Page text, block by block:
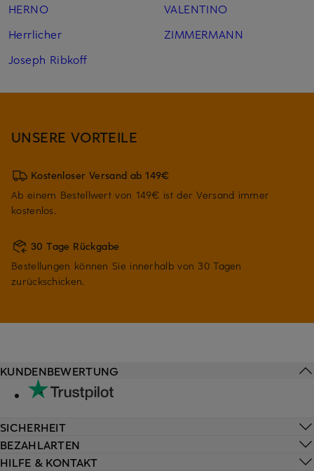
HERNO
Herrlicher
Joseph Ribkoff
VALENTINO
ZIMMERMANN
UNSERE VORTEILE
Kostenloser Versand ab 149€
Ab einem Bestellwert von 149€ ist der Versand immer
kostenlos.
30 Tage Rückgabe
Bestellungen können Sie innerhalb von 30 Tagen
zurückschicken.
HILFE & KONTAKT
KUNDENBEWERTUNG
SICHERHEIT
BEZAHLARTEN